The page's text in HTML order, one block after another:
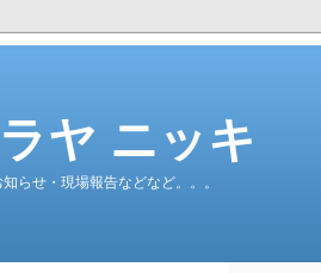
ヤ ニッキ
らせ・現場報告などなど。。。